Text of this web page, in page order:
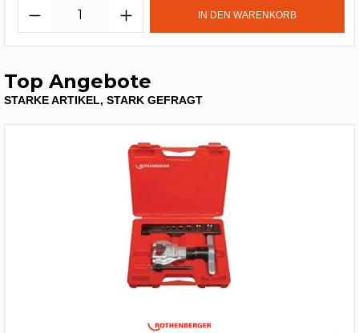
IN DEN WARENKORB
Top Angebote
STARKE ARTIKEL, STARK GEFRAGT